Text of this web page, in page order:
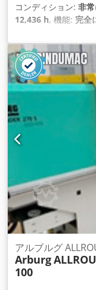
コンディション: 非常
12,436 h, 機能: 完全
アルブルグ
Arburg
100